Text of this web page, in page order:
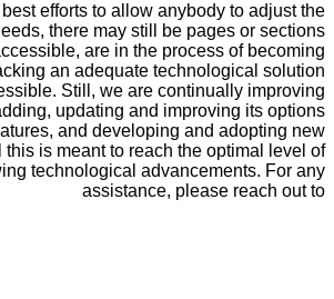
efforts to allow anybody to adjust the
there may still be pages or sections
are in the process of becoming
an adequate technological solution
Still, we are continually improving
updating and improving its options
and developing and adopting new
is meant to reach the optimal level of
technological advancements. For any
assistance, please reach out to